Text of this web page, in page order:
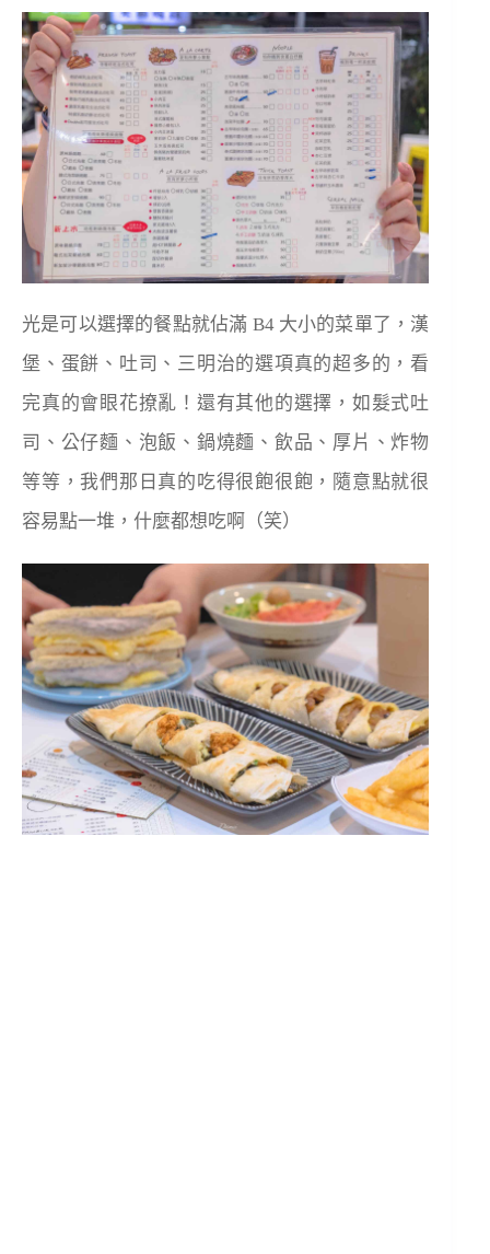
光是可以選擇的餐點就佔滿 B4 大小的菜單了，漢
堡、蛋餅、吐司、三明治的選項真的超多的，看
完真的會眼花撩亂！還有其他的選擇，如髮式吐
司、公仔麵、泡飯、鍋燒麵、飲品、厚片、炸物
等等，我們那日真的吃得很飽很飽，隨意點就很
容易點一堆，什麼都想吃啊（笑）